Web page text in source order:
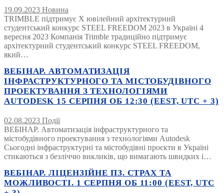
19.09.2023 Новина
TRIMBLE підтримує Х ювілейний архітектурний
студентський конкурс STEEL FREEDOM 2023 в Україні 4
вересня 2023 Компанія Trimble традиційно підтримує
архітектурний студентський конкурс STEEL FREEDOM,
який…
ВЕБІНАР. АВТОМАТИЗАЦІЯ
ІНФРАСТРУКТУРНОГО ТА МІСТОБУДІВНОГО
ПРОЕКТУВАННЯ З ТЕХНОЛОГІЯМИ
AUTODESK 15 СЕРПНЯ ОБ 12:30 (EEST, UTC + 3)
02.08.2023 Події
ВЕБІНАР. Автоматизація інфраструктурного та
містобудівного проектування з технологіями Autodesk
Сьогодні інфраструктурні та містобудівні проєкти в Україні
стикаються з безліччю викликів, що вимагають швидких і…
ВЕБІНАР. ЛІЦЕНЗІЙНЕ ПЗ. СТРАХ ТА
МОЖЛИВОСТІ. 1 СЕРПНЯ ОБ 11:00 (EEST, UTC